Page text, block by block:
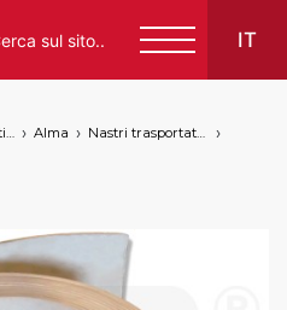
IT
Italiano
Ricambi Compatibili per Vendemmiatrici a Marchio Alma
Nastri trasportatori e tele